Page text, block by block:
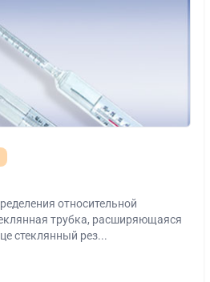
относительной
трубка, расширяющаяся
стеклянный рез...